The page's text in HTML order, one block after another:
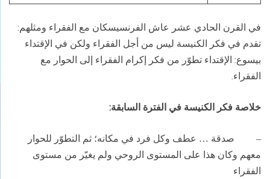
في القرن الحادي عشر عاش الفرنسيسكان مع الفقراء ومثلهم:
تقدم في فكر الكنيسة ليس من أجل الفقراء ولكن في الإقتداء
بيسوع: الإقتداء تطوّر من فكر إكرام الفقراء إلى الحوار مع
الفقراء.
خلاصة فكر الكنيسة في الفترة السابقة:
– صدقة … عطف وكل فرد في مكانه؛ ثم التطوّر للحوار
معهم وكان هذا على المستوى الروحي ولم يغيّر من مستوى
الفقراء